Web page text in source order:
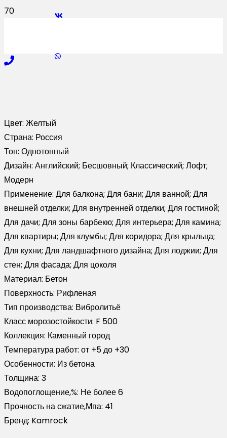
Цвет: Желтый
Страна: Россия
Тон: Однотонный
Дизайн: Английский; Бесшовный; Классический; Лофт;
Модерн
Применение: Для балкона; Для бани; Для ванной; Для
внешней отделки; Для внутренней отделки; Для гостиной;
Для дачи; Для зоны барбекю; Для интерьера; Для камина;
Для квартиры; Для клумбы; Для коридора; Для крыльца;
Для кухни; Для ландшафтного дизайна; Для лоджии; Для
стен; Для фасада; Для цоколя
Материал: Бетон
Поверхность: Рифленая
Тип производства: Вибролитьё
Класс морозостойкости: F 500
Коллекция: Каменный город
Температура работ: от +5 до +30
Особенности: Из бетона
Толщина: 3
Водопоглощение,%: Не более 6
Прочность на сжатие,Мпа: 41
Бренд: Kamrock